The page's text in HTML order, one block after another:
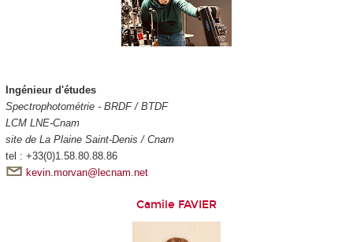
Ingénieur d'études
Spectrophotométrie - BRDF / BTDF
LCM LNE-Cnam
site de La Plaine Saint-Denis / Cnam
tel : +33(0)1.58.80.88.86
kevin.morvan@lecnam.net
Camile FAVIER